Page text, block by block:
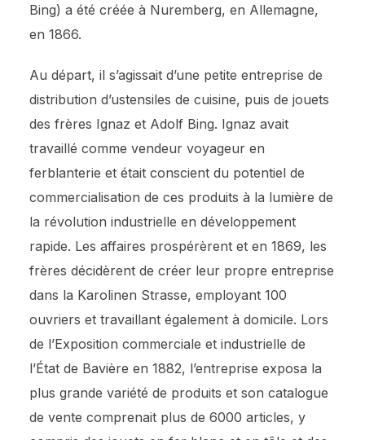
Bing) a été créée à Nuremberg, en Allemagne,
en 1866.
Au départ, il s’agissait d’une petite entreprise de
distribution d’ustensiles de cuisine, puis de jouets
des frères Ignaz et Adolf Bing. Ignaz avait
travaillé comme vendeur voyageur en
ferblanterie et était conscient du potentiel de
commercialisation de ces produits à la lumière de
la révolution industrielle en développement
rapide. Les affaires prospérèrent et en 1869, les
frères décidèrent de créer leur propre entreprise
dans la Karolinen Strasse, employant 100
ouvriers et travaillant également à domicile. Lors
de l’Exposition commerciale et industrielle de
l’État de Bavière en 1882, l’entreprise exposa la
plus grande variété de produits et son catalogue
de vente comprenait plus de 6000 articles, y